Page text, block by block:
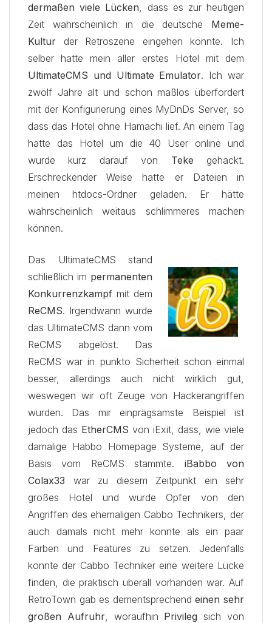
dermaßen viele Lücken , dass es zur heutigen
Zeit wahrscheinlich in die deutsche Meme-
Kultur der Retroszene eingehen könnte. Ich
selber hatte mein aller erstes Hotel mit dem
UltimateCMS und Ultimate Emulator. Ich war
zwölf Jahre alt und schon maßlos überfordert
mit der Konfigurierung eines MyDnDs Server, so
dass das Hotel ohne Hamachi lief. An einem Tag
hatte das Hotel um die 40 User online und
wurde kurz darauf von Teke gehackt.
Erschreckender Weise hatte er Dateien in
meinen htdocs-Ordner geladen. Er hätte
wahrscheinlich weitaus schlimmeres machen
können.
Das UltimateCMS stand
schließlich im permanenten
Konkurrenzkampf mit dem
ReCMS. Irgendwann wurde
das UltimateCMS dann vom
ReCMS abgelöst. Das
ReCMS war in punkto Sicherheit schon einmal
besser, allerdings auch nicht wirklich gut,
weswegen wir oft Zeuge von Hackerangriffen
wurden. Das mir einprägsamste Beispiel ist
jedoch das EtherCMS von iExit, dass, wie viele
damalige Habbo Homepage Systeme, auf der
Basis vom ReCMS stammte. iBabbo von
Colax33 war zu diesem Zeitpunkt ein sehr
großes Hotel und wurde Opfer von den
Angriffen des ehemaligen Cabbo Technikers, der
auch damals nicht mehr konnte als ein paar
Farben und Features zu setzen. Jedenfalls
konnte der Cabbo Techniker eine weitere Lücke
finden, die praktisch überall vorhanden war. Auf
RetroTown gab es dementsprechend einen sehr
großen Aufruhr, woraufhin Privilegsich von